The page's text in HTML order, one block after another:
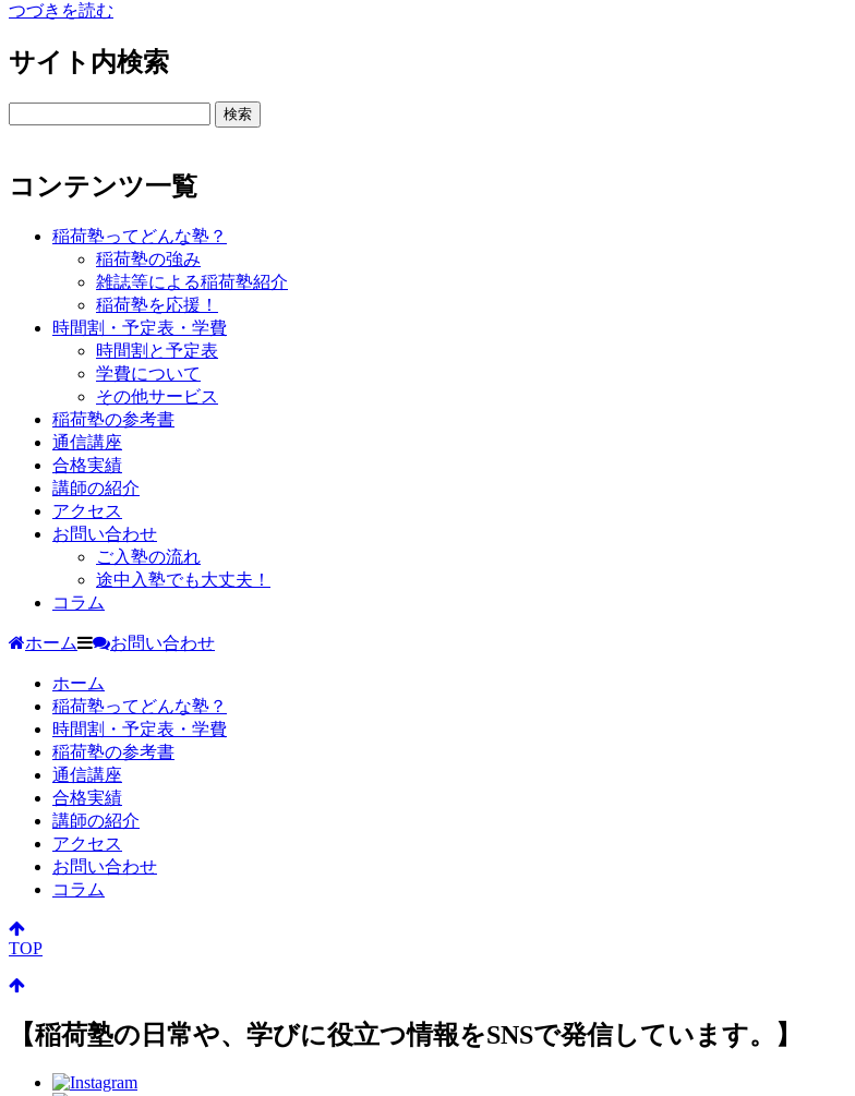
つづきを読む
サイト内検索
コンテンツ一覧
稲荷塾ってどんな塾？
稲荷塾の強み
雑誌等による稲荷塾紹介
稲荷塾を応援！
時間割・予定表・学費
時間割と予定表
学費について
その他サービス
稲荷塾の参考書
通信講座
合格実績
講師の紹介
アクセス
お問い合わせ
ご入塾の流れ
途中入塾でも大丈夫！
コラム
ホーム お問い合わせ
ホーム
稲荷塾ってどんな塾？
時間割・予定表・学費
稲荷塾の参考書
通信講座
合格実績
講師の紹介
アクセス
お問い合わせ
コラム
TOP
【稲荷塾の日常や、学びに役立つ情報をSNSで発信しています。】